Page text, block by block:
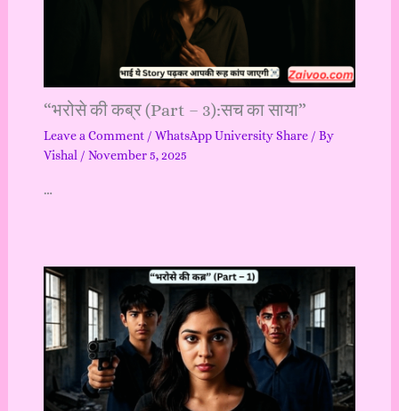
“भरोसे की कब्र (Part – 3):सच का साया”
Leave a Comment / WhatsApp University Share/ By
Vishal / November 5, 2025
…